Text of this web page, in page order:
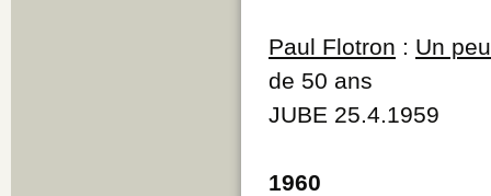
Paul Flotron : Un
de 50 ans
JUBE 25.4.1959
1960